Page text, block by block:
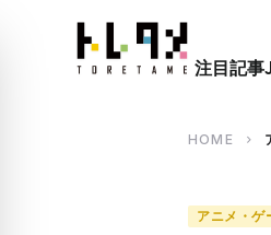
注目記事
HOME chevron_right
アニメ・ゲ